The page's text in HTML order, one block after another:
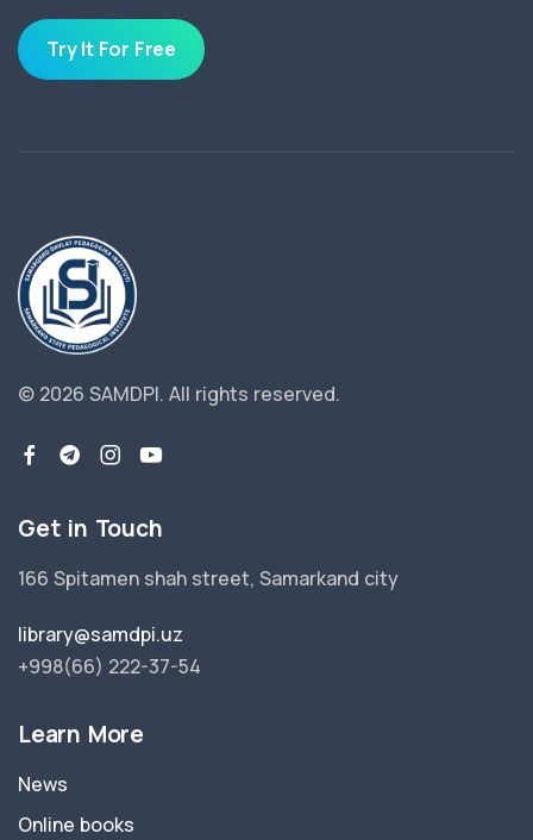
Try It For Free
© 2026 SAMDPI. All rights reserved.
Get in Touch
166 Spitamen shah street, Samarkand city
library@samdpi.uz
+998(66) 222-37-54
Learn More
News
Online books